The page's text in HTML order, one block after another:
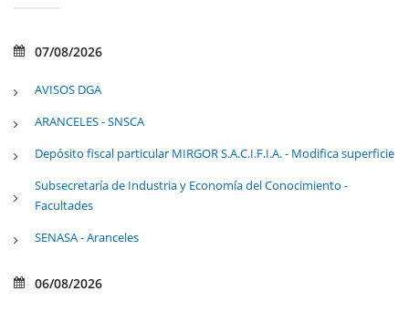
07/08/2026
AVISOS DGA
ARANCELES - SNSCA
Depósito fiscal particular MIRGOR S.A.C.I.F.I.A. - Modifica superficie
Subsecretaría de Industria y Economía del Conocimiento -
Facultades
SENASA - Aranceles
06/08/2026